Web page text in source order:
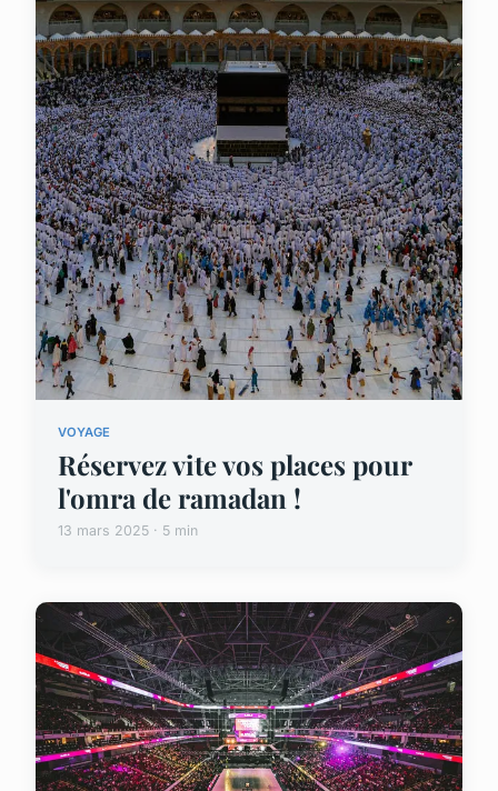
VOYAGE
Réservez vite vos places pour
l'omra de ramadan !
13 mars 2025 · 5 min